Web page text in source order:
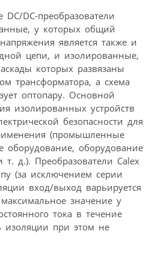
DC-преобразователи
у которых общий
является также и
цепи, и изолированные,
которых развязаны
трансформатора, а схема
оптопару. Основной
изолированных устройств
безопасности для
(промышленные
оборудование, оборудование
т. д.). Преобразователи Calex
(за исключением серии
вход/выход варьируется
значение у
тока в течение
изоляции при этом не